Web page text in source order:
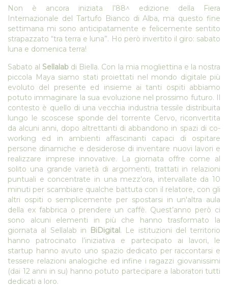
Non è ancora iniziata l’88^ edizione della Fiera
Internazionale del Tartufo Bianco di Alba, ma questo fine
settimana mi sono anticipatamente e felicemente sentito
strapazzato “tra terra e luna”. Ho però invertito il giro: sabato
luna e domenica terra!
Sabato al Sellalab di Biella. Con la mia mogliettina e la nostra
piccola Maya siamo stati proiettati nel mondo digitale più
evoluto del presente ed insieme ai tanti ospiti abbiamo
potuto immaginare la sua evoluzione nel prossimo futuro. Il
contesto è quello di una vecchia industria tessile distribuita
lungo le scoscese sponde del torrente Cervo, riconvertita
da alcuni anni, dopo altrettanti di abbandono in spazi di co-
working ed in ambienti affascinanti capaci di ospitare
persone dinamiche e desiderose di inventare nuovi lavori e
realizzare imprese innovative. La giornata offre come al
solito una grande varietà di argomenti, trattati in relazioni
puntuali e concentrate in una mezz’ora, intervallate da 10
minuti per scambiare qualche battuta con il relatore, con gli
altri ospiti o semplicemente per spostarsi in un'altra aula
della ex fabbrica o prendere un caffè. Quest’anno però ci
sono alcuni elementi in più che hanno trasformato la
giornata al Sellalab in
BiDigital . Le istituzioni del territorio
hanno patrocinato l’iniziativa e partecipato ai lavori, le
startup hanno avuto uno spazio dedicato per raccontarsi e
tessere relazioni analogiche ed infine i ragazzi giovanissimi
(dai 12 anni in su) hanno potuto partecipare a laboratori tutti
dedicati a loro.